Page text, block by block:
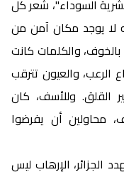
السوداء"، شعر كل
لا يوجد مكان آمن من
بالخوف، والكلمات كانت
الرعب، والعيون تترقب
القلق. وللأسف، كان
محاولين أن يفرضوا
الإرهاب ليس